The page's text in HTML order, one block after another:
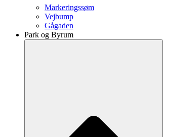
Markeringssøm
Vejbump
Gågaden
Park og Byrum